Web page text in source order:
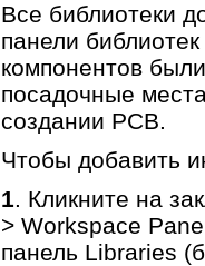
Все библиотеки
панели
компонентов
посадочные
создании PCB.
Чтобы добавить
1. Кликните на
> Workspace
панель Libraries